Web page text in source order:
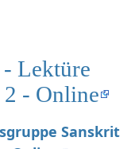
- Lektüre
- Online
Sanskrit